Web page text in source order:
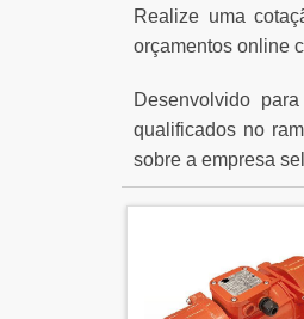
Realize uma
orçamentos online
Desenvolvido
qualificados no
sobre a empresa